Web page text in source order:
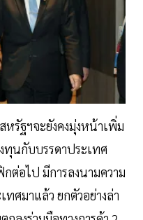
รัฐฯจะยังคงมุ่งหน้าเพิ่ม
ทุนกับบรรดาประเทศ
อไป มีการลงนามความ
ศมาแล้ว ยกตัวอย่างล่า